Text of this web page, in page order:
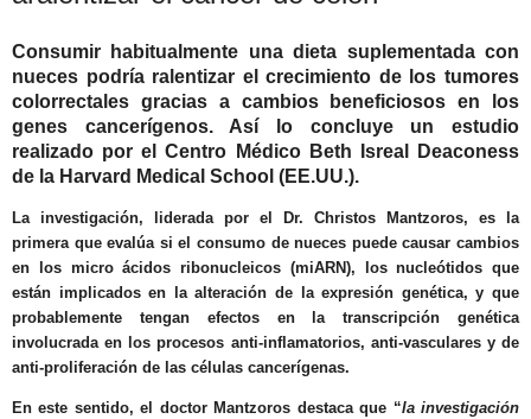
Consumir habitualmente una dieta suplementada con
nueces podría ralentizar el crecimiento de los tumores
colorrectales gracias a cambios beneficiosos en los
genes cancerígenos. Así lo concluye un estudio
realizado por el Centro Médico Beth Isreal Deaconess
de la Harvard Medical School (EE.UU.).
La investigación, liderada por el Dr. Christos Mantzoros, es la
primera que evalúa si el consumo de nueces puede causar cambios
en los micro ácidos ribonucleicos (miARN), los nucleótidos que
están implicados en la alteración de la expresión genética, y que
probablemente tengan efectos en la transcripción genética
involucrada en los procesos anti-inflamatorios, anti-vasculares y de
anti-proliferación de las células cancerígenas.
En este sentido, el doctor Mantzoros destaca que “la investigación